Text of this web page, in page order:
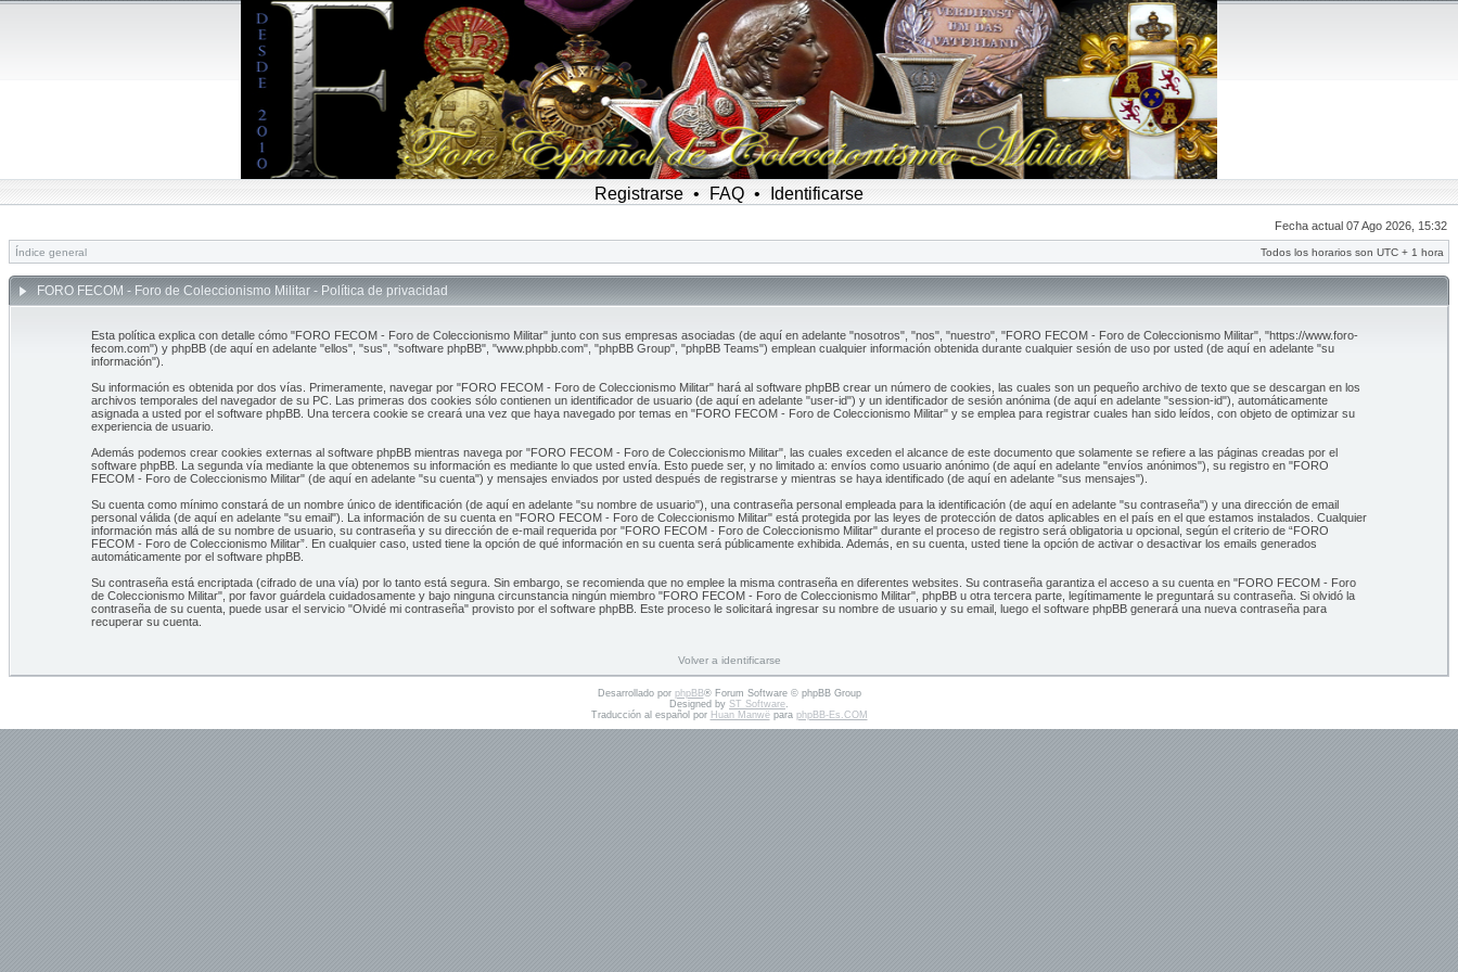
Registrarse • FAQ • Identificarse
Fecha actual 07 Ago 2026, 15:32
Índice general Todos los horarios son UTC + 1 hora
FORO FECOM - Foro de Coleccionismo Militar - Política de privacidad
Esta política explica con detalle cómo "FORO FECOM - Foro de Coleccionismo Militar" junto con sus empresas asociadas (de aquí en adelante "nosotros", "nos", "nuestro", "FORO FECOM - Foro de Coleccionismo Militar", "https://www.foro-
fecom.com") y phpBB (de aquí en adelante "ellos", "sus", "software phpBB", "www.phpbb.com", "phpBB Group", "phpBB Teams") emplean cualquier información obtenida durante cualquier sesión de uso por usted (de aquí en adelante "su
información").
Su información es obtenida por dos vías. Primeramente, navegar por "FORO FECOM - Foro de Coleccionismo Militar" hará al software phpBB crear un número de cookies, las cuales son un pequeño archivo de texto que se descargan en los
archivos temporales del navegador de su PC. Las primeras dos cookies sólo contienen un identificador de usuario (de aquí en adelante "user-id") y un identificador de sesión anónima (de aquí en adelante "session-id"), automáticamente
asignada a usted por el software phpBB. Una tercera cookie se creará una vez que haya navegado por temas en "FORO FECOM - Foro de Coleccionismo Militar" y se emplea para registrar cuales han sido leídos, con objeto de optimizar su
experiencia de usuario.
Además podemos crear cookies externas al software phpBB mientras navega por "FORO FECOM - Foro de Coleccionismo Militar", las cuales exceden el alcance de este documento que solamente se refiere a las páginas creadas por el
software phpBB. La segunda vía mediante la que obtenemos su información es mediante lo que usted envía. Esto puede ser, y no limitado a: envíos como usuario anónimo (de aquí en adelante "envíos anónimos"), su registro en "FORO
FECOM - Foro de Coleccionismo Militar" (de aquí en adelante "su cuenta") y mensajes enviados por usted después de registrarse y mientras se haya identificado (de aquí en adelante "sus mensajes").
Su cuenta como mínimo constará de un nombre único de identificación (de aquí en adelante "su nombre de usuario"), una contraseña personal empleada para la identificación (de aquí en adelante "su contraseña") y una dirección de email
personal válida (de aquí en adelante "su email"). La información de su cuenta en "FORO FECOM - Foro de Coleccionismo Militar" está protegida por las leyes de protección de datos aplicables en el país en el que estamos instalados. Cualquier
información más allá de su nombre de usuario, su contraseña y su dirección de e-mail requerida por "FORO FECOM - Foro de Coleccionismo Militar" durante el proceso de registro será obligatoria u opcional, según el criterio de “FORO
FECOM - Foro de Coleccionismo Militar”. En cualquier caso, usted tiene la opción de qué información en su cuenta será públicamente exhibida. Además, en su cuenta, usted tiene la opción de activar o desactivar los emails generados
automáticamente por el software phpBB.
Su contraseña está encriptada (cifrado de una vía) por lo tanto está segura. Sin embargo, se recomienda que no emplee la misma contraseña en diferentes websites. Su contraseña garantiza el acceso a su cuenta en "FORO FECOM - Foro
de Coleccionismo Militar", por favor guárdela cuidadosamente y bajo ninguna circunstancia ningún miembro "FORO FECOM - Foro de Coleccionismo Militar", phpBB u otra tercera parte, legítimamente le preguntará su contraseña. Si olvidó la
contraseña de su cuenta, puede usar el servicio "Olvidé mi contraseña" provisto por el software phpBB. Este proceso le solicitará ingresar su nombre de usuario y su email, luego el software phpBB generará una nueva contraseña para
recuperar su cuenta.
Volver a identificarse
Desarrollado por phpBB® Forum Software © phpBB Group
Designed by ST Software.
Traducción al español por Huan Manwëpara phpBB-Es.COM